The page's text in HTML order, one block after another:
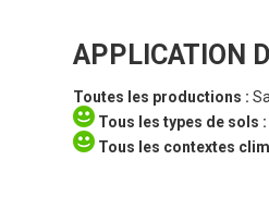
APPLICATION
Toutes les productions :
Tous les types de sols
Tous les contextes